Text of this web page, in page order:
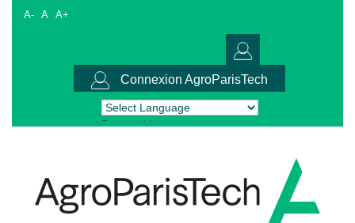
A- A A+
Connexion AgroParisTech
Powered by Translate